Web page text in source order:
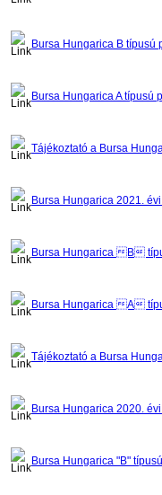
Bursa Hungarica B típusú
Bursa Hungarica A típusú
Tájékoztató a Bursa
Bursa Hungarica 2021.
Bursa Hungarica B
Bursa Hungarica A
Tájékoztató a Bursa
Bursa Hungarica 2020.
Bursa Hungarica "B"